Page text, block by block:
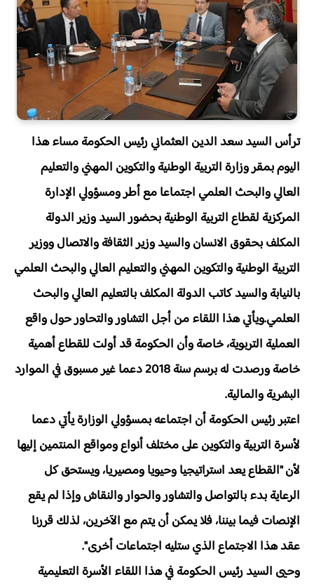
ترأس السيد سعد الدين العثماني رئيس الحكومة مساء هذا
اليوم بمقر وزارة التربية الوطنية والتكوين المهني والتعليم
العالي والبحث العلمي اجتماعا مع أطر ومسؤولي الإدارة
المركزية لقطاع التربية الوطنية بحضور السيد وزير الدولة
المكلف بحقوق الانسان والسيد وزير الثقافة والاتصال ووزير
التربية الوطنية والتكوين المهني والتعليم العالي والبحث العلمي
بالنيابة والسيد كاتب الدولة المكلف بالتعليم العالي والبحث
العلمي.ويأتي هذا اللقاء من أجل التشاور والتحاور حول واقع
العملية التربوية، خاصة وأن الحكومة قد أولت للقطاع أهمية
خاصة ورصدت له برسم سنة 2018 دعما غير مسبوق في الموارد
البشرية والمالية.
اعتبر رئيس الحكومة أن اجتماعه بمسؤولي الوزارة يأتي دعما
لأسرة التربية والتكوين على مختلف أنواع ومواقع المنتمين إليها
لأن "القطاع يعد استراتيجيا وحيويا ومصيريا، ويستحق كل
الرعاية بدء بالتواصل والتشاور والحوار والنقاش وإذا لم يقع
الإنصات فيما بيننا، فلا يمكن أن يتم مع الآخرين، لذلك قررنا
عقد هذا الاجتماع الذي ستليه اجتماعات أخرى".
وحيى السيد رئيس الحكومة في هذا اللقاء الأسرة التعليمية